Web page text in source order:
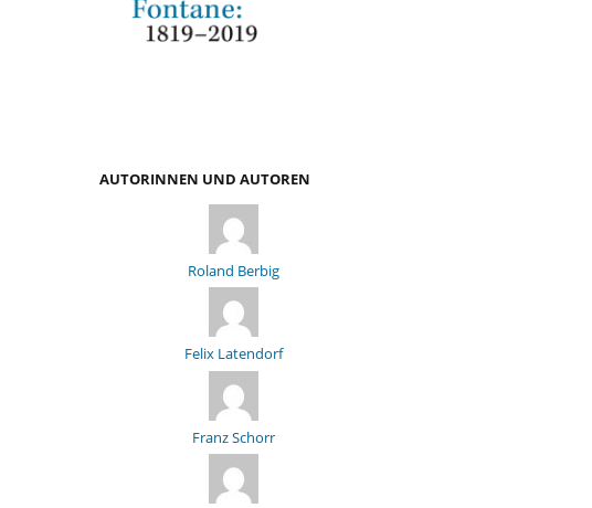
AUTORINNEN UND AUTOREN
Roland Berbig
Felix Latendorf
Franz Schorr